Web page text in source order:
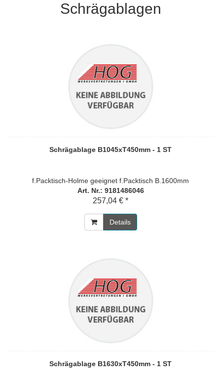
Schrägablagen
Schrägablage B1045xT450mm - 1 ST
f.Packtisch-Holme geeignet f.Packtisch B.1600mm
Art. Nr.: 9181486046
257,04 € *
Details
Schrägablage B1630xT450mm - 1 ST